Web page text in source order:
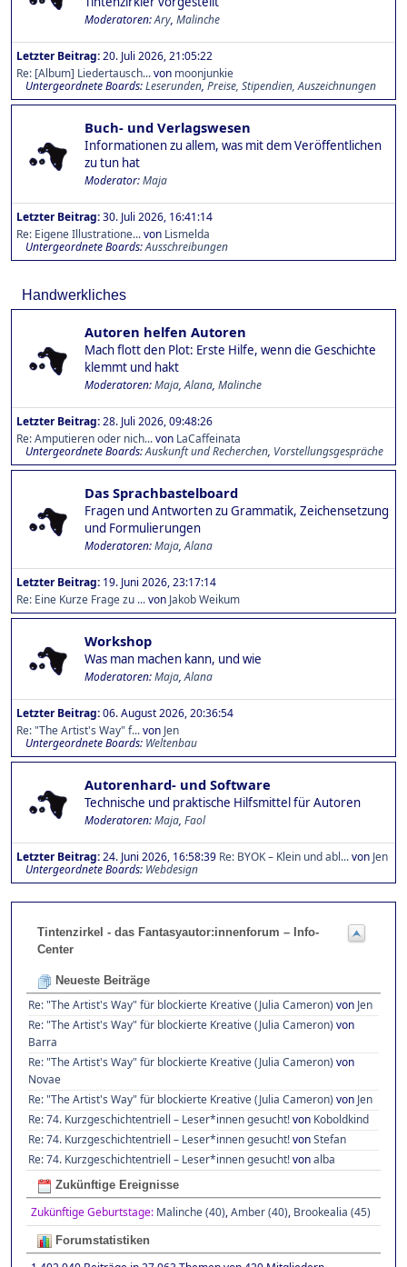
Moderatoren:Ary, Malinche
Letzter Beitrag:20. Juli 2026, 21:05:22
Re: [Album] Liedertausch...von moonjunkie
Untergeordnete Boards Leserunden Preise, Stipendien, Auszeichnungen
Buch- und Verlagswesen
Informationen zu allem, was mit dem Veröffentlichen
zu tun hat
Moderator:Maja
Letzter Beitrag:30. Juli 2026, 16:41:14
Re: Eigene Illustratione...von Lismelda
Untergeordnete Boards Ausschreibungen
Handwerkliches
Autoren helfen Autoren
Mach flott den Plot: Erste Hilfe, wenn die Geschichte
klemmt und hakt
Moderatoren:Maja,Alana, Malinche
Letzter Beitrag:28. Juli 2026, 09:48:26
Re: Amputieren oder nich...von LaCaffeinata
Untergeordnete Boards Auskunft und Recherchen Vorstellungsgespräche
Das Sprachbastelboard
Fragen und Antworten zu Grammatik, Zeichensetzung
und Formulierungen
Moderatoren:Maja,Alana
Letzter Beitrag: 19. Juni 2026, 23:17:14
Re: Eine Kurze Frage zu ...von Jakob Weikum
Workshop
Was man machen kann, und wie
Moderatoren:Maja,Alana
Letzter Beitrag:06. August 2026, 20:36:54
Re: "The Artist's Way" f...von Jen
Untergeordnete Boards Weltenbau
Autorenhard- und Software
Technische und praktische Hilfsmittel für Autoren
Moderatoren:Maja, Faol
Letzter Beitrag:24. Juni 2026, 16:58:39 Re: BYOK – Klein und abl...von Jen
Untergeordnete Boards Webdesign
Tintenzirkel - das Fantasyautor:innenforum – Info-
Center
Neueste Beiträge
Re: "The Artist's Way" für blockierte Kreative (Julia Cameron) von Jen
Re: "The Artist's Way" für blockierte Kreative (Julia Cameron) von
Barra
Re: "The Artist's Way" für blockierte Kreative (Julia Cameron) von
Novae
Re: "The Artist's Way" für blockierte Kreative (Julia Cameron) von Jen
Re: 74. Kurzgeschichtentriell – Leser*innen gesucht!von Koboldkind
Re: 74. Kurzgeschichtentriell – Leser*innen gesucht!vonStefan
Re: 74. Kurzgeschichtentriell – Leser*innen gesucht!vonalba
Zukünftige Ereignisse
Zukünftige Geburtstage: Malinche (40),Amber (40), Brookealia (45)
Forumstatistiken